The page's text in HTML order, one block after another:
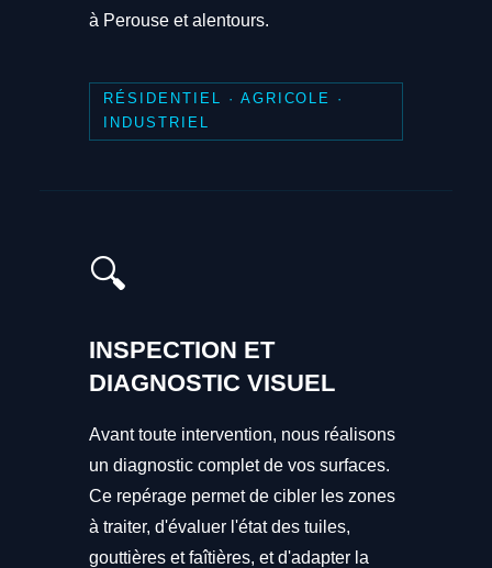
à Perouse et alentours.
RÉSIDENTIEL · AGRICOLE ·
INDUSTRIEL
🔍
INSPECTION ET
DIAGNOSTIC VISUEL
Avant toute intervention, nous réalisons
un diagnostic complet de vos surfaces.
Ce repérage permet de cibler les zones
à traiter, d'évaluer l'état des tuiles,
gouttières et faîtières, et d'adapter la